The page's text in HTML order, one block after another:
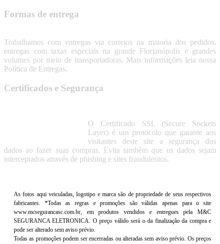
Formas de entrega
Trabalhamos com entregas via correios na maioria dos pedidos,
entregas com taxas especiais na grande Florianópolis e grandes
volumes por meio de transportadoras. Mais informações leia nossa
Política de Entregas.
Certificados e Segurança
O Certificado SSL (Secure Sockets
Layer) é um protocolo que garante aos
visitantes deste site a segurança dos
dados ao fazer suas compras. Evita também que os dados sejam
interceptados através de phishing e sites fraudulentos.
As fotos aqui veiculadas, logotipo e marca são de propriedade de seus respectivos
fabricantes. *Todas as regras e promoções são válidas apenas para o site
www.mcsegurancasc.com.br, em produtos vendidos e entregues pela M&C
SEGURANCA ELETRONICA. O preço válido será o da finalização da compra e
pode ser alterado sem aviso prévio.
Todas as promoções podem ser encerradas ou alteradas sem aviso prévio. Os preços